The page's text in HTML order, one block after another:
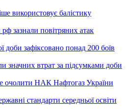
використовує балістику
рф зазнали повітряних атак
доби зафіксовано понад 200 боїв
значних втрат за підсумками доби
очолити НАК Нафтогаз України
стандарти середньої освіти